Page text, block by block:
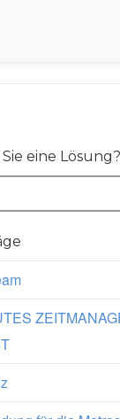
eine Lösung?